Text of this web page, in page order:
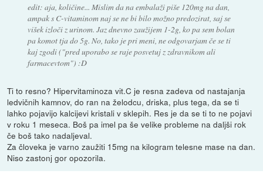
edit: aja, količine... Mislim da na embalaži piše 120mg na dan,
ampak s C-vitaminom naj se ne bi bilo možno predozirat, saj se
višek izloči z urinom. Jaz dnevno zaužijem 1-2g, ko pa sem bolan
pa komot tja do 5g. No, tako je pri meni, ne odgovarjam če se ti
kaj zgodi ("pred uporabo se raje posvetuj z zdravnikom ali
farmacevtom") :D
Ti to resno? Hipervitaminoza vit.C je resna zadeva od nastajanja
ledvičnih kamnov, do ran na želodcu, driska, plus tega, da se ti
lahko pojavijo kalcijevi kristali v sklepih. Res je da se ti to ne pojavi
v roku 1 meseca. Boš pa imel pa še velike probleme na daljši rok
če boš tako nadaljeval.
Za človeka je varno zaužiti 15mg na kilogram telesne mase na dan.
Niso zastonj gor opozorila.